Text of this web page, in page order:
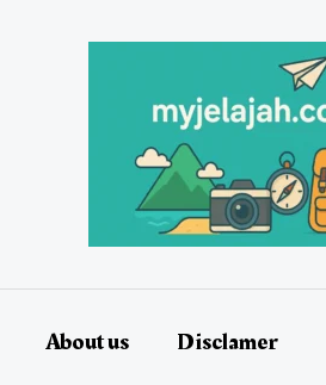
About us Disclamer